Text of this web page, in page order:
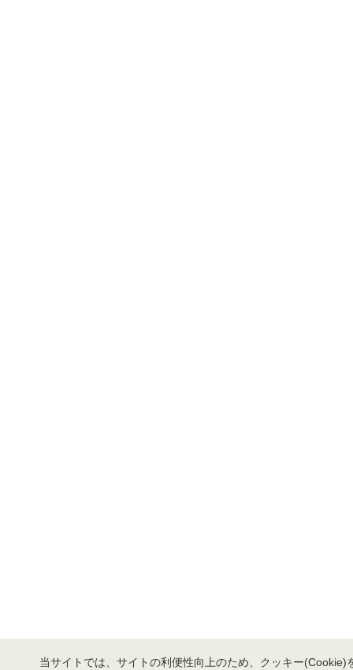
当サイトでは、サイトの利便性向上のため、クッキー